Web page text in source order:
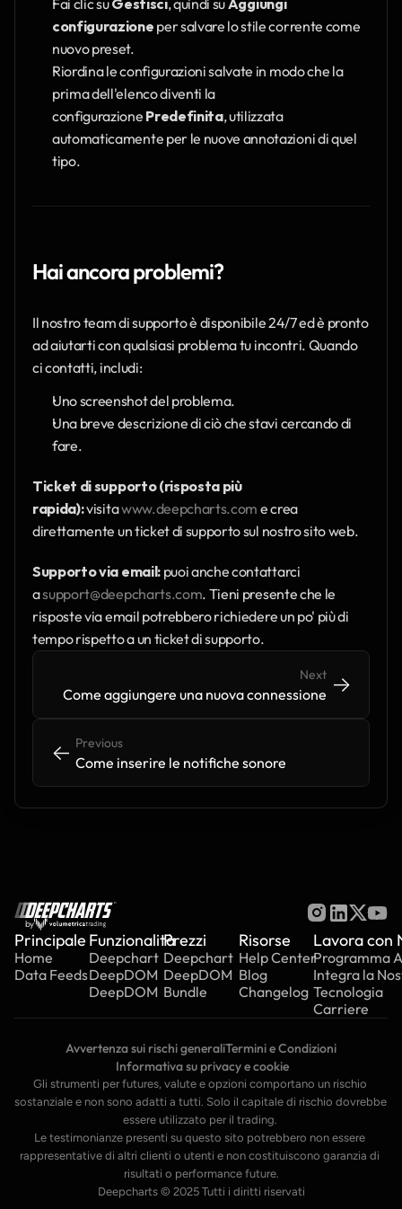
configurazione per salvare lo stile corrente come
nuovo preset.
Riordina le configurazioni salvate in modo che la
prima dell'elenco diventi la
configurazione Predefinita, utilizzata
automaticamente per le nuove annotazioni di quel
tipo.
Hai ancora problemi?
Il nostro team di supporto è disponibile 24/7 ed è pronto
ad aiutarti con qualsiasi problema tu incontri. Quando
ci contatti, includi:
Uno screenshot del problema.
Una breve descrizione di ciò che stavi cercando di
fare.
Ticket di supporto (risposta più
rapida): visita www.deepcharts.com e crea
direttamente un ticket di supporto sul nostro sito web.
Supporto via email: puoi anche contattarci
a support@deepcharts.com. Tieni presente che le
risposte via email potrebbero richiedere un po' più di
tempo rispetto a un ticket di supporto.
<- <-
Previous
Come inserire le notifiche sonore
Next
Come aggiungere una nuova connessione
-> ->
by
Principale
Home
Data Feeds
Funzionalità
Deepchart
DeepDOM
DeepDOM
Prezzi
Deepchart
DeepDOM
Bundle
Risorse
Help Center
Blog
Changelog
Lavora con
Programma
Integra la
Tecnologia
Carriere
Avvertenza sui rischi generaliTermini e Condizioni
Informativa su privacy e cookie
Gli strumenti per futures, valute e opzioni comportano un rischio
sostanziale e non sono adatti a tutti. Solo il capitale di rischio dovrebbe
essere utilizzato per il trading.
Le testimonianze presenti su questo sito potrebbero non essere
rappresentative di altri clienti o utenti e non costituiscono garanzia di
risultati o performance future.
Deepcharts © 2025 Tutti i diritti riservati